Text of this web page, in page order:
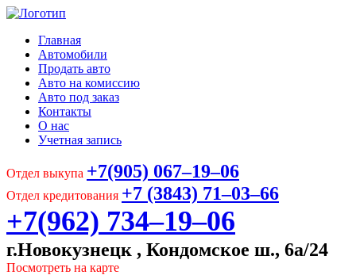
Главная
Автомобили
Продать авто
Авто на комиссию
Авто под заказ
Контакты
О нас
Учетная запись
Отдел выкупа +7(905) 067‒19‒06
Отдел кредитования +7 (3843) 71‒03‒66
+7(962) 734‒19‒06
г.Новокузнецк , Кондомское ш., 6а/24
Посмотреть на карте